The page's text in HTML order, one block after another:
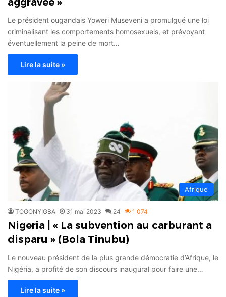
Le président ougandais Yoweri Museveni a promulgué une loi
criminalisant les comportements homosexuels, et prévoyant
éventuellement la peine de mort…
Lire la suite »
Afrique
TOGONYIGBA 31 mai 2023 24 1 074
Nigeria | « La subvention au carburant a
disparu » (Bola Tinubu)
Le nouveau président de la plus grande démocratie d’Afrique, le
Nigéria, a profité de son discours inaugural pour faire une…
Lire la suite »